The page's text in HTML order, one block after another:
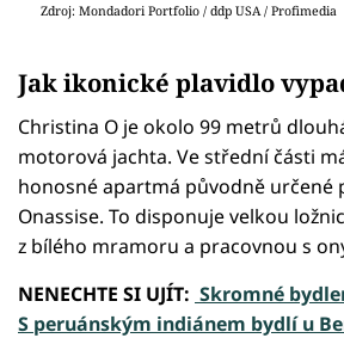
Zdroj: Mondadori Portfolio / ddp USA / Profimedia
Jak ikonické plavidlo
Christina O je okolo 99 metrů
motorová jachta. Ve střední části
honosné apartmá původně určené
Onassise. To disponuje velkou
z bílého mramoru a pracovnou s
NENECHTE SI UJÍT: Skromné
S peruánským indiánem bydlí u